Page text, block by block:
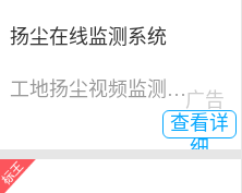
扬尘在线监测系统
工地扬尘视频监测系统
查看详
细
广告